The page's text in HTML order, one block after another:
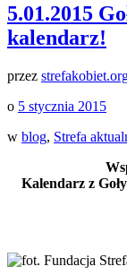
5.01.2015
kalendarz!
przez
o 5 stycznia 2015
w blog, Strefa
Kalendarz z